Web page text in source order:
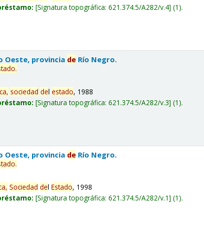
Signatura topográfica:621.374.5/A282/v.4 (1).
Oeste, provincia de Río Negro.
.
sociedad delestado, 1988
Signatura topográfica:621.374.5/A282/v.3 (1).
Oeste, provincia de Río Negro.
.
Sociedad delEstado, 1998
Signatura topográfica:621.374.5/A282/v.1 (1).